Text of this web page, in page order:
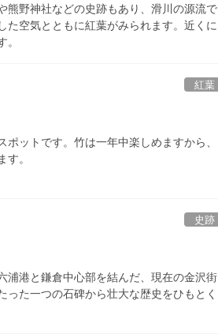
熊野神社などの史跡もあり、滑川の源流で
た空気とともに紅葉がみられます。近くに
紅葉
ットです。竹は一年中楽しめますから、
。
史跡
浦港と鎌倉中心部を結んだ、現在の金沢街
た一つの石碑から壮大な歴史をひもとく